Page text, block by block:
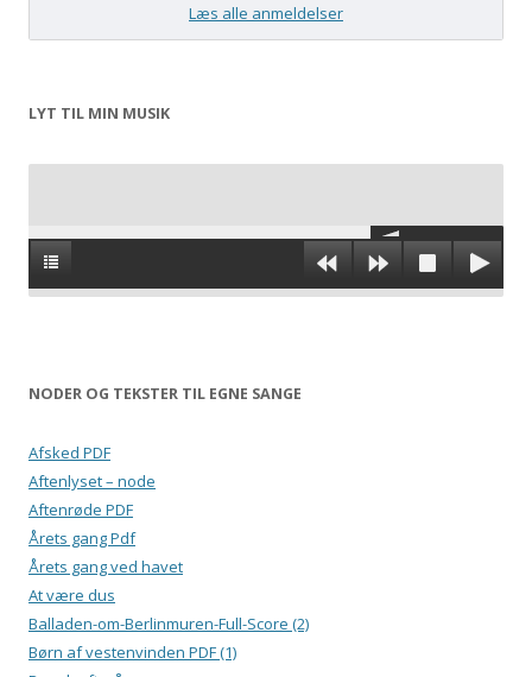
Læs alle anmeldelser
LYT TIL MIN MUSIK
NODER OG TEKSTER TIL EGNE SANGE
Afsked PDF
Aftenlyset – node
Aftenrøde PDF
Årets gang Pdf
Årets gang ved havet
At være dus
Balladen-om-Berlinmuren-Full-Score (2)
Børn af vestenvinden PDF (1)